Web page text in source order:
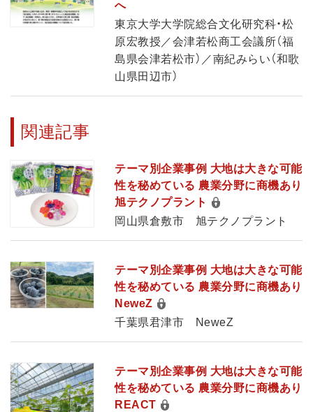
へ
東京大学大学院総合文化研究科・松
原宏教授／会津若松商工会議所（福
島県会津若松市）／南紀みらい（和歌
山県田辺市）
関連記事
テーマ別企業事例 大地は大きな可能
性を秘めている 農業分野に商機あり
旭テクノプラント
岡山県倉敷市 旭テクノプラント
テーマ別企業事例 大地は大きな可能
性を秘めている 農業分野に商機あり
NeweZ
千葉県君津市 NeweZ
テーマ別企業事例 大地は大きな可能
性を秘めている 農業分野に商機あり
REACT